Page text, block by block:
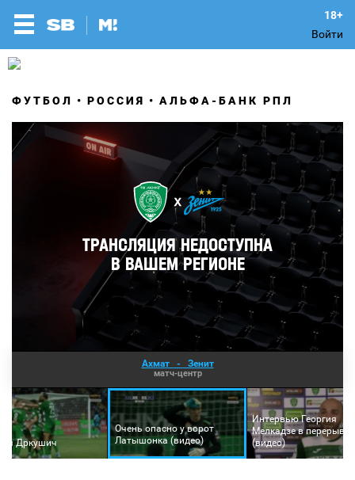
Войти
ФУТБОЛ РОССИЯ АЛЬФА-БАНК РПЛ
Ахмат - Зенит
матч-центр
Дркушич
Очень опасно у ворот
Латышонка (видео)
Интервью Георгия
Мелкадзе в перерыве
(видео)